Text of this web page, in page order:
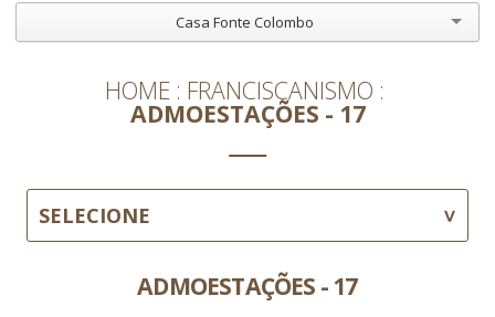
Casa Fonte Colombo
HOME FRANCISCANISMO
ADMOESTAÇÕES - 17
SELECIONE
ADMOESTAÇÕES - 17